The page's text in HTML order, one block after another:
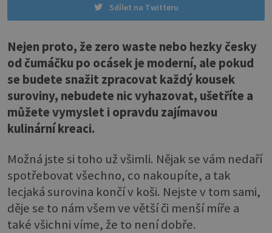
Sdílet na Twitteru
Nejen proto, že zero waste nebo hezky česky
od čumáčku po ocásek je moderní, ale pokud
se budete snažit zpracovat každý kousek
suroviny, nebudete nic vyhazovat, ušetříte a
můžete vymyslet i opravdu zajímavou
kulinární kreaci.
Možná jste si toho už všimli. Nějak se vám nedaří
spotřebovat všechno, co nakoupíte, a tak
lecjaká surovina končí v koši. Nejste v tom sami,
děje se to nám všem ve větší či menší míře a
také všichni víme, že to není dobře.